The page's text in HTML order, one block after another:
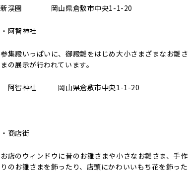
新渓園 岡山県倉敷市中央1-1-20
・阿智神社
参集殿いっぱいに、御殿雛をはじめ大小さまざまなお雛さ
まの展示が行われています。
阿智神社 岡山県倉敷市中央1-1-20
・商店街
お店のウィンドウに昔のお雛さまや小さなお雛さま、手作
りのお雛さまを飾ったり、店頭にかわいいもち花を飾った